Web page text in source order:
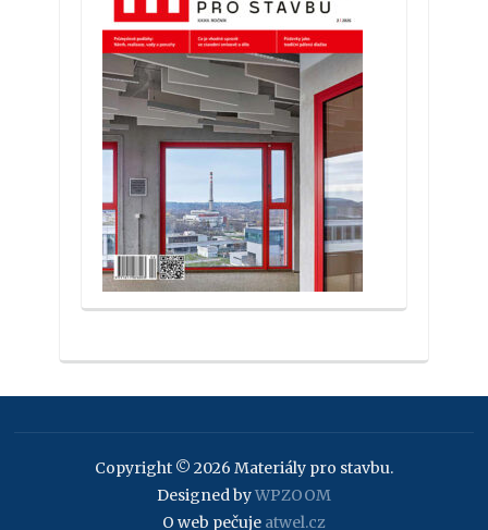
Copyright © 2026 Materiály pro stavbu.
Designed byWPZOOM
O web pečuje atwel.cz